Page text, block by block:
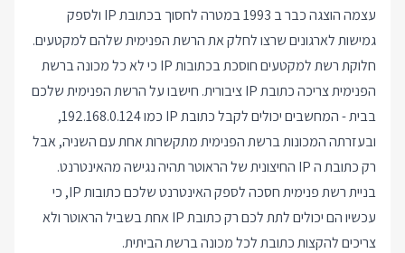
עצמה הוצגה כבר ב 1993 במטרה לחסוך בכתובת IP ולספק
גמישות לארגונים שרצו לחלק את הרשת הפנימית שלהם למקטעים.
חלוקת רשת למקטעים חוסכת בכתובות IP כי לא כל מכונה ברשת
הפנימית צריכה כתובת IP ציבורית. חישבו על הרשת הפנימית שלכם
בבית - המחשבים יכולים לקבל כתובת IP כמו 192.168.0.124,
ובעזרתה המכונות ברשת הפנימית מתקשרות אחת עם השניה, אבל
רק כתובת ה IP החיצונית של הראוטר תהיה נגישה מהאינטרנט.
בניית רשת פנימית חסכה לספק האינטרנט שלכם כתובות IP, כי
עכשיו הם יכולים לתת לכם רק כתובת IP אחת בשביל הראוטר ולא
צריכים להקצות כתובת לכל מכונה ברשת הביתית.